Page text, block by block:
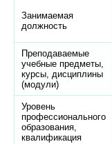
Занимаемая
должность
Преподаваемые
учебные предметы,
курсы, дисциплины
(модули)
Уровень
профессионального
образования,
квалификация